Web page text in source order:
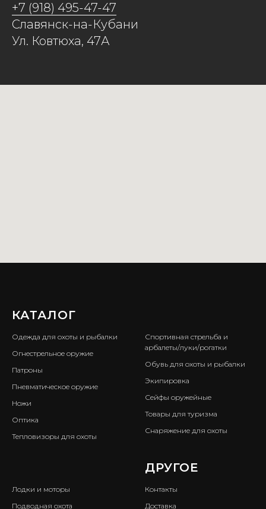
+7 (918) 495-47-47
Славянск-на-Кубани
Ул. Ковтюха, 47А
КАТАЛОГ
Одежда для охоты и рыбалки
Огнестрельное оружие
Патроны
Пневматическое оружие
Ножи
Оптика
Тепловизоры для охоты
Спортивная стрельба и
арбалеты/луки/рогатки
Обувь для охоты и рыбалки
Экипировка
Сейфы оружейные
Товары для туризма
Снаряжение для охоты
Лодки и моторы
Подводная охота
ДРУГОЕ
Контакты
Доставка